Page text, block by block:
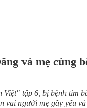
và mẹ cùng
tập 6, bị bệnh tim
vai người mẹ gầy yếu